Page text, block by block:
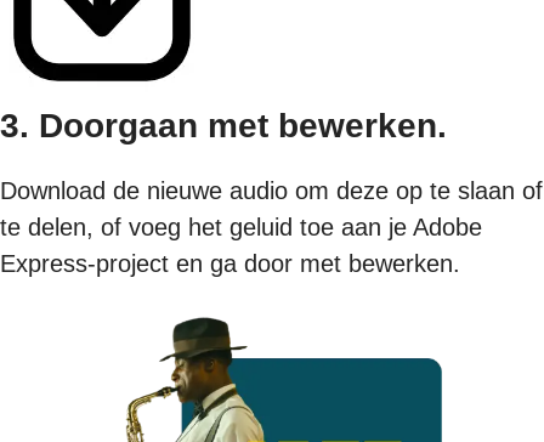
3. Doorgaan met bewerken.
Download de nieuwe audio om deze op te slaan of
te delen, of voeg het geluid toe aan je Adobe
Express-project en ga door met bewerken.